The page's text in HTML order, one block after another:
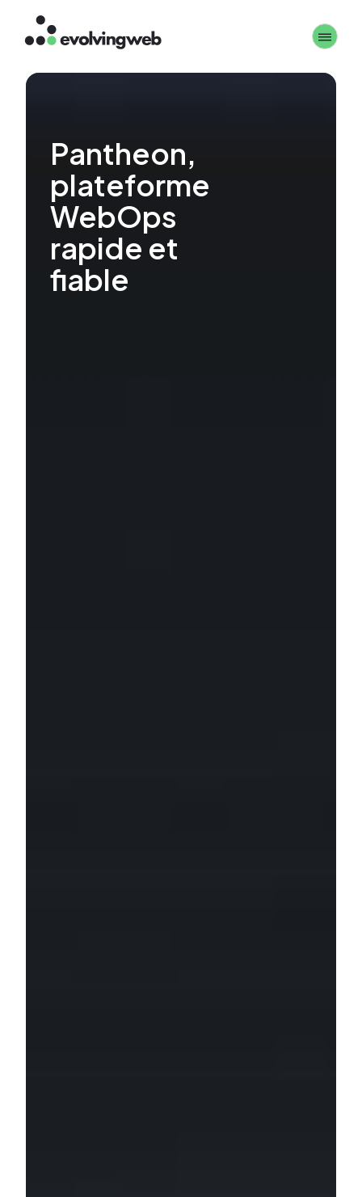
Aller
contenu
Pantheon,
plateforme
WebOps
rapide et
fiable